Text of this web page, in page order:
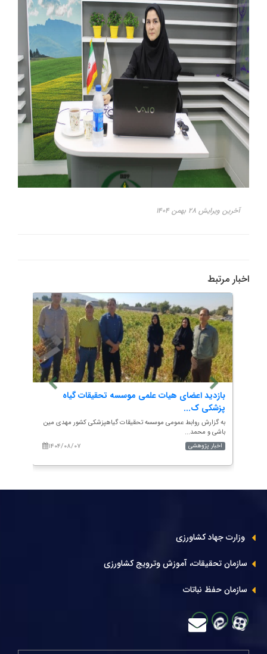
آخرین ویرایش ۲۸ بهمن ۱۴۰۴
اخبار مرتبط
بازدید اعضای هیات علمی موسسه تحقیقات گیاه
پزشکی ک...
به گزارش روابط عمومی موسسه تحقیقات گیاهپزشکی کشور مهدی مین
باشی و محمد...
۱۴۰۴/۰۸/۰۷
اخبار پژوهشی
وزارت جهاد کشاورزی
سازمان تحقیقات، آموزش وترویج کشاورزی
سازمان حفظ نباتات